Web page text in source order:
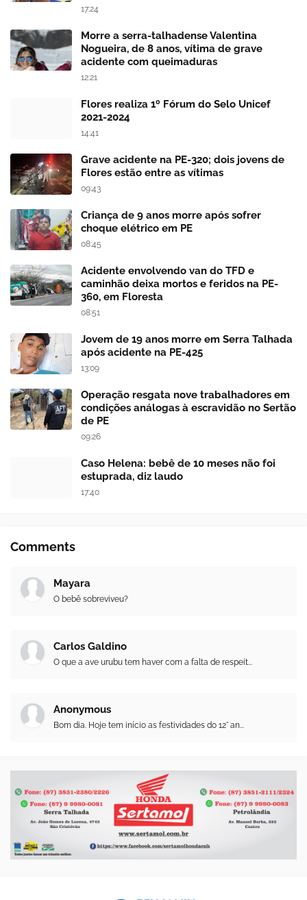
17:24
Morre a serra-talhadense Valentina
Nogueira, de 8 anos, vítima de grave
acidente com queimaduras
12:21
Flores realiza 1º Fórum do Selo Unicef
2021-2024
14:41
Grave acidente na PE-320; dois jovens de
Flores estão entre as vítimas
09:43
Criança de 9 anos morre após sofrer
choque elétrico em PE
08:45
Acidente envolvendo van do TFD e
caminhão deixa mortos e feridos na PE-
360, em Floresta
08:51
Jovem de 19 anos morre em Serra Talhada
após acidente na PE-425
13:09
Operação resgata nove trabalhadores em
condições análogas à escravidão no Sertão
de PE
09:26
Caso Helena: bebê de 10 meses não foi
estuprada, diz laudo
17:40
Comments
Mayara
O bebê sobreviveu?
Carlos Galdino
O que a ave urubu tem haver com a falta de respeit...
Anonymous
Bom dia. Hoje tem início as festividades do 12° an...